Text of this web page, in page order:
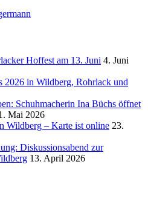
Hoffest am 13. Juni 4. Juni
2026 in Wildberg, Rohrlack und
Schuhmacherin Ina Büchs öffnet
Mai 2026
Wildberg – Karte ist online 23.
Diskussionsabend zur
13. April 2026